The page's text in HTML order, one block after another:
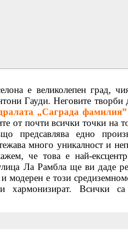
е великолепен град,
Гауди. Неговите творби
„Саграда фамилия”
от почти всички точки на
предсавлява едно
много уникалност и
че това е най-
Ла Рамбла ще ви даде
модерен е този
хармонизират. Всички